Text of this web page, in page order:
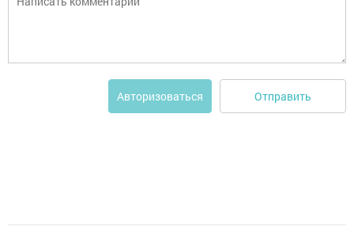
Авторизоваться Отправить